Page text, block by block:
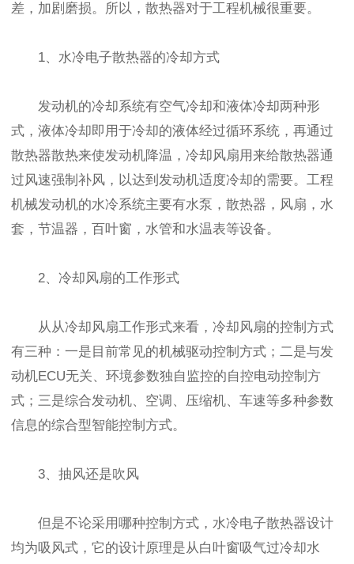
差，加剧磨损。所以，散热器对于工程机械很重要。
1、水冷电子散热器的冷却方式
发动机的冷却系统有空气冷却和液体冷却两种形
式，液体冷却即用于冷却的液体经过循环系统，再通过
散热器散热来使发动机降温，冷却风扇用来给散热器通
过风速强制补风，以达到发动机适度冷却的需要。工程
机械发动机的水冷系统主要有水泵，散热器，风扇，水
套，节温器，百叶窗，水管和水温表等设备。
2、冷却风扇的工作形式
从从冷却风扇工作形式来看，冷却风扇的控制方式
有三种：一是目前常见的机械驱动控制方式；二是与发
动机ECU无关、环境参数独自监控的自控电动控制方
式；三是综合发动机、空调、压缩机、车速等多种参数
信息的综合型智能控制方式。
3、抽风还是吹风
但是不论采用哪种控制方式，水冷电子散热器设计
均为吸风式，它的设计原理是从白叶窗吸气过冷却水